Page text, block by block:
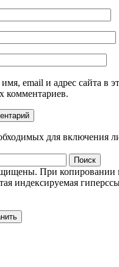
email и адрес сайта в
комментариев.
для включения
При копировании
индексируемая